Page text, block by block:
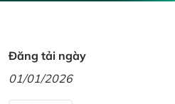
Đăng tải ngày
01/01/2026